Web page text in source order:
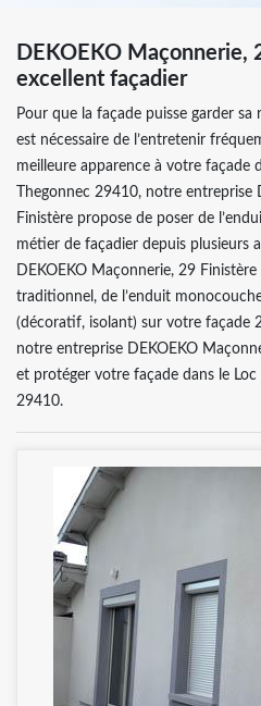
DEKOEKO Maçonnerie,
excellent façadier
Pour que la façade puisse garder
est nécessaire de l’entretenir
meilleure apparence à votre façade
Thegonnec 29410, notre entreprise
Finistère propose de poser de
métier de façadier depuis plusieurs
DEKOEKO Maçonnerie, 29
traditionnel, de l’enduit
(décoratif, isolant) sur votre façade
notre entreprise DEKOEKO
et protéger votre façade dans le
29410.